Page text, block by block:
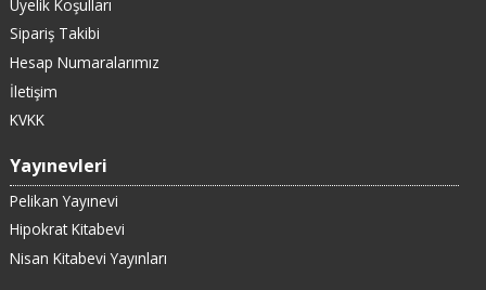
Üyelik Koşulları
Sipariş Takibi
Hesap Numaralarımız
İletişim
KVKK
Yayınevleri
Pelikan Yayınevi
Hipokrat Kitabevi
Nisan Kitabevi Yayınları